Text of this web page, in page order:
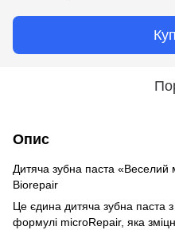
Опис
Дитяча зубна паста «Веселий
Biorepair
Це єдина дитяча зубна паста
формулі microRepair, яка